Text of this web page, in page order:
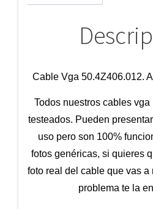
Cable Vga 50.4Z406.012.
Todos nuestros cables
testeados. Pueden
uso pero son 100%
fotos genéricas, si quieres
foto real del cable que vas
problema te la